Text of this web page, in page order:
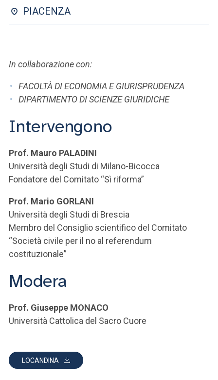
SEI UN DOCENTE O UN MEMBRO DELLO STAFF
PIACENZA
In collaborazione con:
FACOLTÀ DI ECONOMIA E GIURISPRUDENZA
DIPARTIMENTO DI SCIENZE GIURIDICHE
Intervengono
Prof. Mauro PALADINI
Università degli Studi di Milano-Bicocca
Fondatore del Comitato “Sì riforma”
Prof. Mario GORLANI
Università degli Studi di Brescia
Membro del Consiglio scientifico del Comitato
“Società civile per il no al referendum
costituzionale”
Modera
Prof. Giuseppe MONACO
Università Cattolica del Sacro Cuore
LOCANDINA